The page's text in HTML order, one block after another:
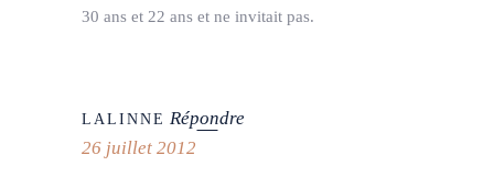
30 ans et 22 ans et ne invitait pas.
LALINNE Répondre
26 juillet 2012